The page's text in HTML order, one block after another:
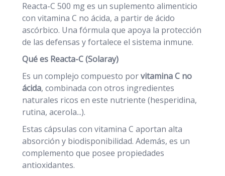
Reacta-C 500 mg es un suplemento alimenticio
con vitamina C no ácida, a partir de ácido
ascórbico. Una fórmula que apoya la protección
de las defensas y fortalece el sistema inmune.
Qué es Reacta-C (Solaray)
Es un complejo compuesto porvitamina C no
ácida, combinada con otros ingredientes
naturales ricos en este nutriente (hesperidina,
rutina, acerola...).
Estas cápsulas con vitamina C aportan alta
absorción y biodisponibilidad. Además, es un
complemento que posee propiedades
antioxidantes.